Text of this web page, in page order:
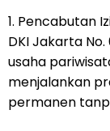
1. Pencabutan
DKI Jakarta
usaha
menjalankan
permanen